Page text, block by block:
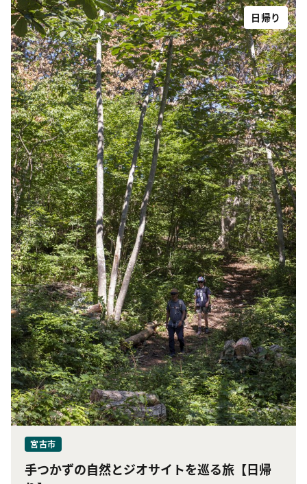
日帰り
宮古市
手つかずの自然とジオサイトを巡る旅【日帰